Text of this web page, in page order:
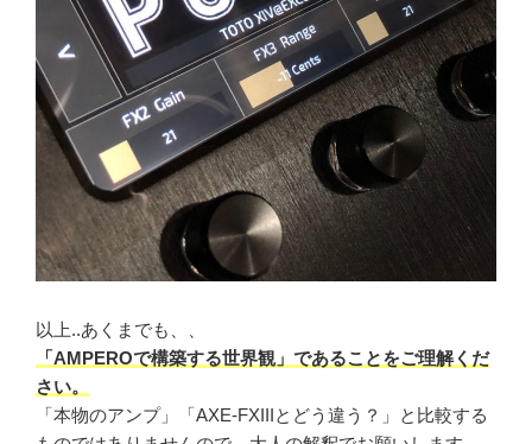
以上..あくまでも、、
「AMPEROで構築する世界観」であることをご理解くだ
さい。
「本物のアンプ」「AXE-FXIIIとどう違う？」と比較する